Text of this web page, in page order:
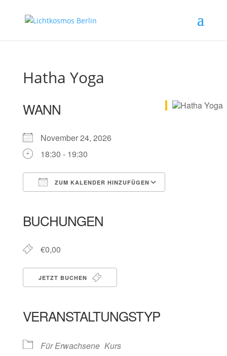
Hatha Yoga
WANN
November 24, 2026
18:30 - 19:30
ZUM KALENDER HINZUFÜGEN
BUCHUNGEN
€0,00
JETZT BUCHEN
VERANSTALTUNGSTYP
Für Erwachsene Kurs